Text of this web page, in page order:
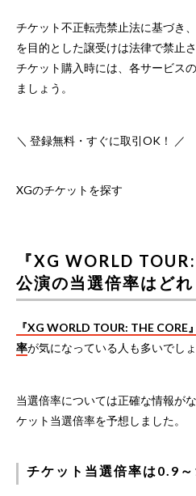
チケット不正転売禁止法に基づき
を目的とした譲受けは法律で禁止さ
チケット購入時には、各サービス
ましょう。
＼ 登録無料・すぐに取引OK！ ／
XGのチケットを探す
『XG WORLD
公演の当選倍率はどれ
『XG WORLD TOUR: THE
率が気になっている人も多いでしょ
当選倍率については正確な情報が
ケット当選倍率を予想しました。
チケット当選倍率は0.9～